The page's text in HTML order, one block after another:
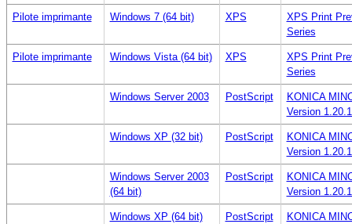
Pilote imprimante Windows 7 (64 bit) XPS
XPS Print
Series
Pilote imprimante Windows Vista (64 bit) XPS
XPS Print
Series
Windows Server 2003 PostScript
KONICA
Version
Windows XP (32 bit) PostScript
KONICA
Version
Windows Server 2003
(64 bit)
PostScript
KONICA
Version
Windows XP (64 bit) PostScript
KONICA